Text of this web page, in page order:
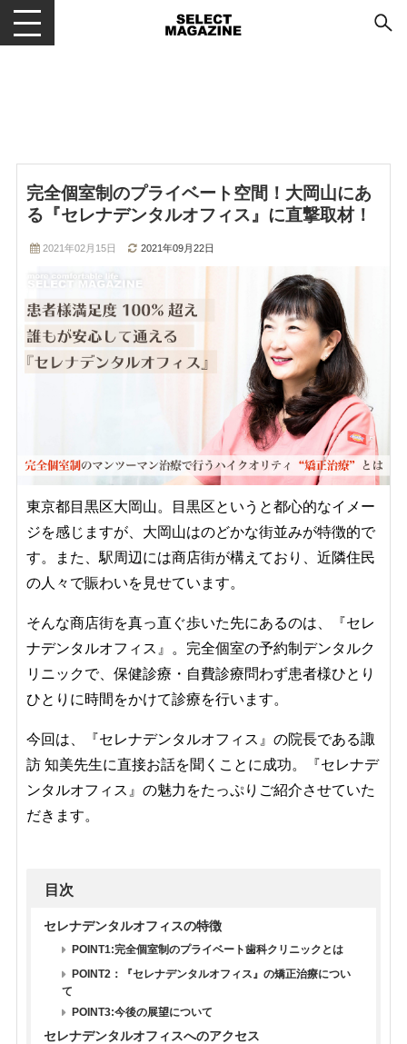
メニューを開閉する
完全個室制のプライベート空間！大岡山にあ
る『セレナデンタルオフィス』に直撃取材！
2021年02月15日 2021年09月22日
東京都目黒区大岡山。目黒区というと都心的なイメー
ジを感じますが、大岡山はのどかな街並みが特徴的で
す。また、駅周辺には商店街が構えており、近隣住民
の人々で賑わいを見せています。
そんな商店街を真っ直ぐ歩いた先にあるのは、『セレ
ナデンタルオフィス』。完全個室の予約制デンタルク
リニックで、保健診療・自費診療問わず患者様ひとり
ひとりに時間をかけて診療を行います。
今回は、『セレナデンタルオフィス』の院長である諏
訪 知美先生に直接お話を聞くことに成功。『セレナデ
ンタルオフィス』の魅力をたっぷりご紹介させていた
だきます。
目次
セレナデンタルオフィスの特徴
POINT1:完全個室制のプライベート歯科クリニックとは
POINT2：『セレナデンタルオフィス』の矯正治療につい
て
POINT3:今後の展望について
セレナデンタルオフィスへのアクセス